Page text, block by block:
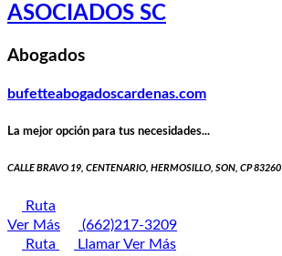
ASOCIADOS SC
Abogados
bufetteabogadoscardenas.com
La mejor opción para tus necesidades...
CALLE BRAVO 19, CENTENARIO, HERMOSILLO, SON, CP 83260
Ruta
Ver Más
(662)217-3209
Ruta
LlamarVer Más